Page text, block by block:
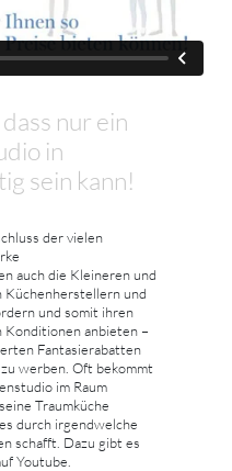
nur ein
in
sein kann!
der vielen
auch die Kleineren und
und
und somit ihren
Konditionen anbieten –
Fantasierabatten
werben. Oft bekommt
im Raum
Traumküche
durch irgendwelche
schafft. Dazu gibt es
Youtube.